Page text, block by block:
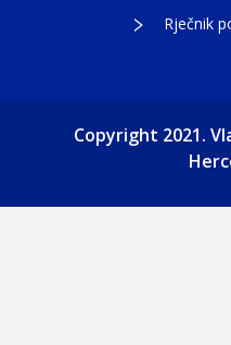
Rječnik
Copyright 2021.